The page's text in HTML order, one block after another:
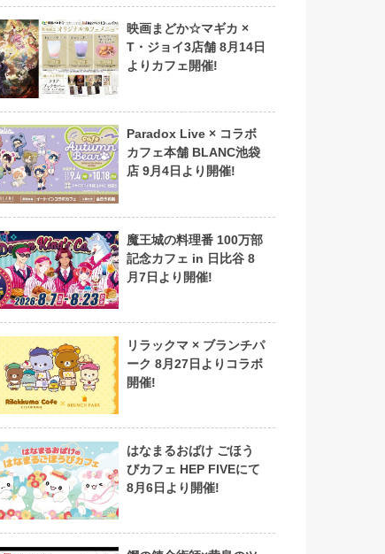
映画まどか☆マギカ ×
T・ジョイ3店舗 8月14日
よりカフェ開催!
Paradox Live × コラボ
カフェ本舗 BLANC池袋
店 9月4日より開催!
魔王城の料理番 100万部
記念カフェ in 日比谷 8
月7日より開催!
リラックマ × ブランチパ
ーク 8月27日よりコラボ
開催!
はなまるおばけ ごほう
びカフェ HEP FIVEにて
8月6日より開催!